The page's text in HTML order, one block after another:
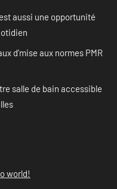
aussi une opportunité
d’mise aux normes PMR
salle de bain accessible
world!